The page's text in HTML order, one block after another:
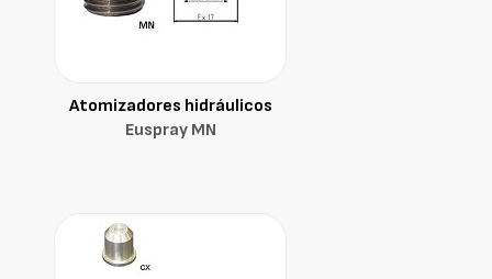
Atomizadores hidráulicos
Euspray MN